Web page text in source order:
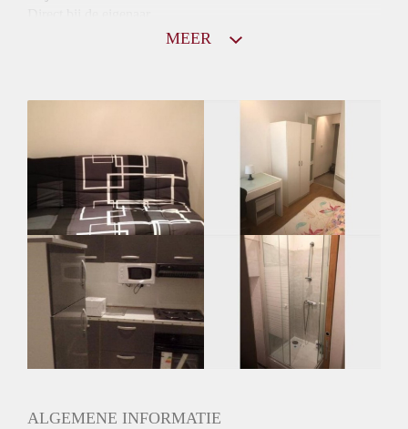
Inkomen eis
2,7 X De bruto huur
Huurtermijn
Onbepaalde termijn
Oplevering
Gestoffeerd
MEER
ALGEMENE INFORMATIE